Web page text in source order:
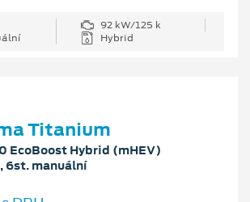
92 kW/125 k
Hybrid
Titanium
EcoBoost Hybrid (mHEV)
6st. manuální